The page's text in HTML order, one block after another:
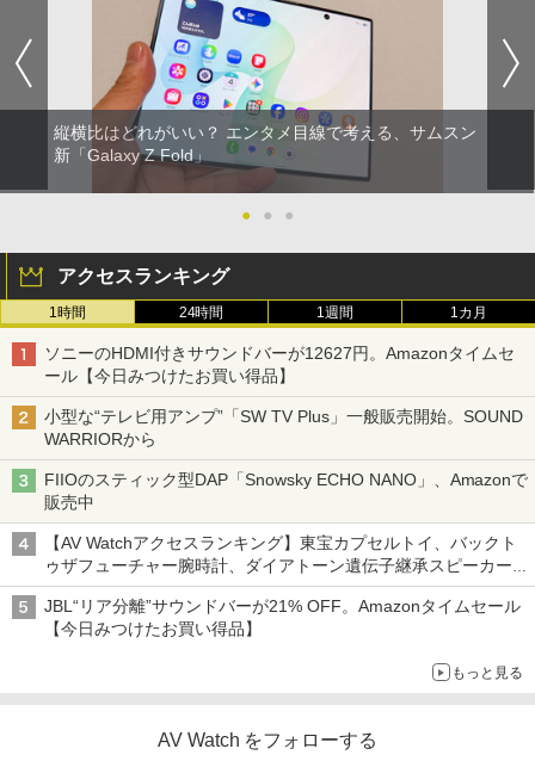
縦横比はどれがいい？ エンタメ目線で考える、サムスン
新「Galaxy Z Fold」
● ● ●
アクセスランキング
1時間 24時間 1週間 1カ月
ソニーのHDMI付きサウンドバーが12627円。Amazonタイムセ
ール【今日みつけたお買い得品】
小型な“テレビ用アンプ”「SW TV Plus」一般販売開始。SOUND
WARRIORから
FIIOのスティック型DAP「Snowsky ECHO NANO」、Amazonで
販売中
【AV Watchアクセスランキング】東宝カプセルトイ、バックト
ゥザフューチャー腕時計、ダイアトーン遺伝子継承スピーカー
('26年8月3日～9日)
JBL“リア分離”サウンドバーが21% OFF。Amazonタイムセール
【今日みつけたお買い得品】
もっと見る
AV Watch をフォローする